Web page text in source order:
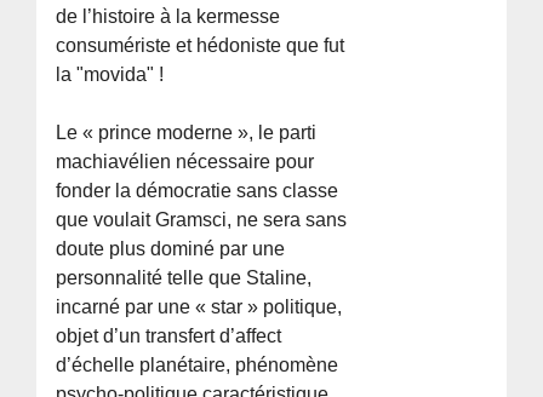
de l’histoire à la kermesse
consumériste et hédoniste que fut
la "movida" !
Le « prince moderne », le parti
machiavélien nécessaire pour
fonder la démocratie sans classe
que voulait Gramsci, ne sera sans
doute plus dominé par une
personnalité telle que Staline,
incarné par une « star » politique,
objet d’un transfert d’affect
d’échelle planétaire, phénomène